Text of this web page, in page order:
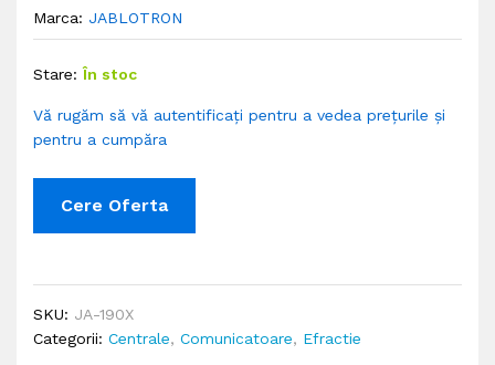
Marca: JABLOTRON
Stare: În stoc
Vă rugăm să vă autentificați pentru a vedea prețurile și
pentru a cumpăra
Cere Oferta
SKU: JA-190X
Categorii: Centrale, Comunicatoare, Efractie